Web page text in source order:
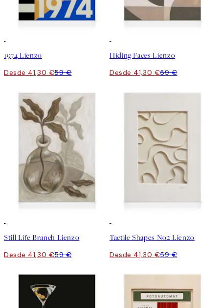
1974 Lienzo
Desde 41,30 €59 €
Hiding Faces Lienzo
Desde 41,30 €59 €
Still Life Branch Lienzo
Desde 41,30 €59 €
Tactile Shapes No2 Lienzo
Desde 41,30 €59 €